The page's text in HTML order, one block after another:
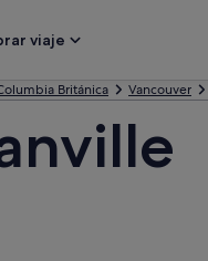
viaje
Británica Vancouver